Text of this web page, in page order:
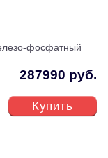
фосфатный
287990 руб.
Купить